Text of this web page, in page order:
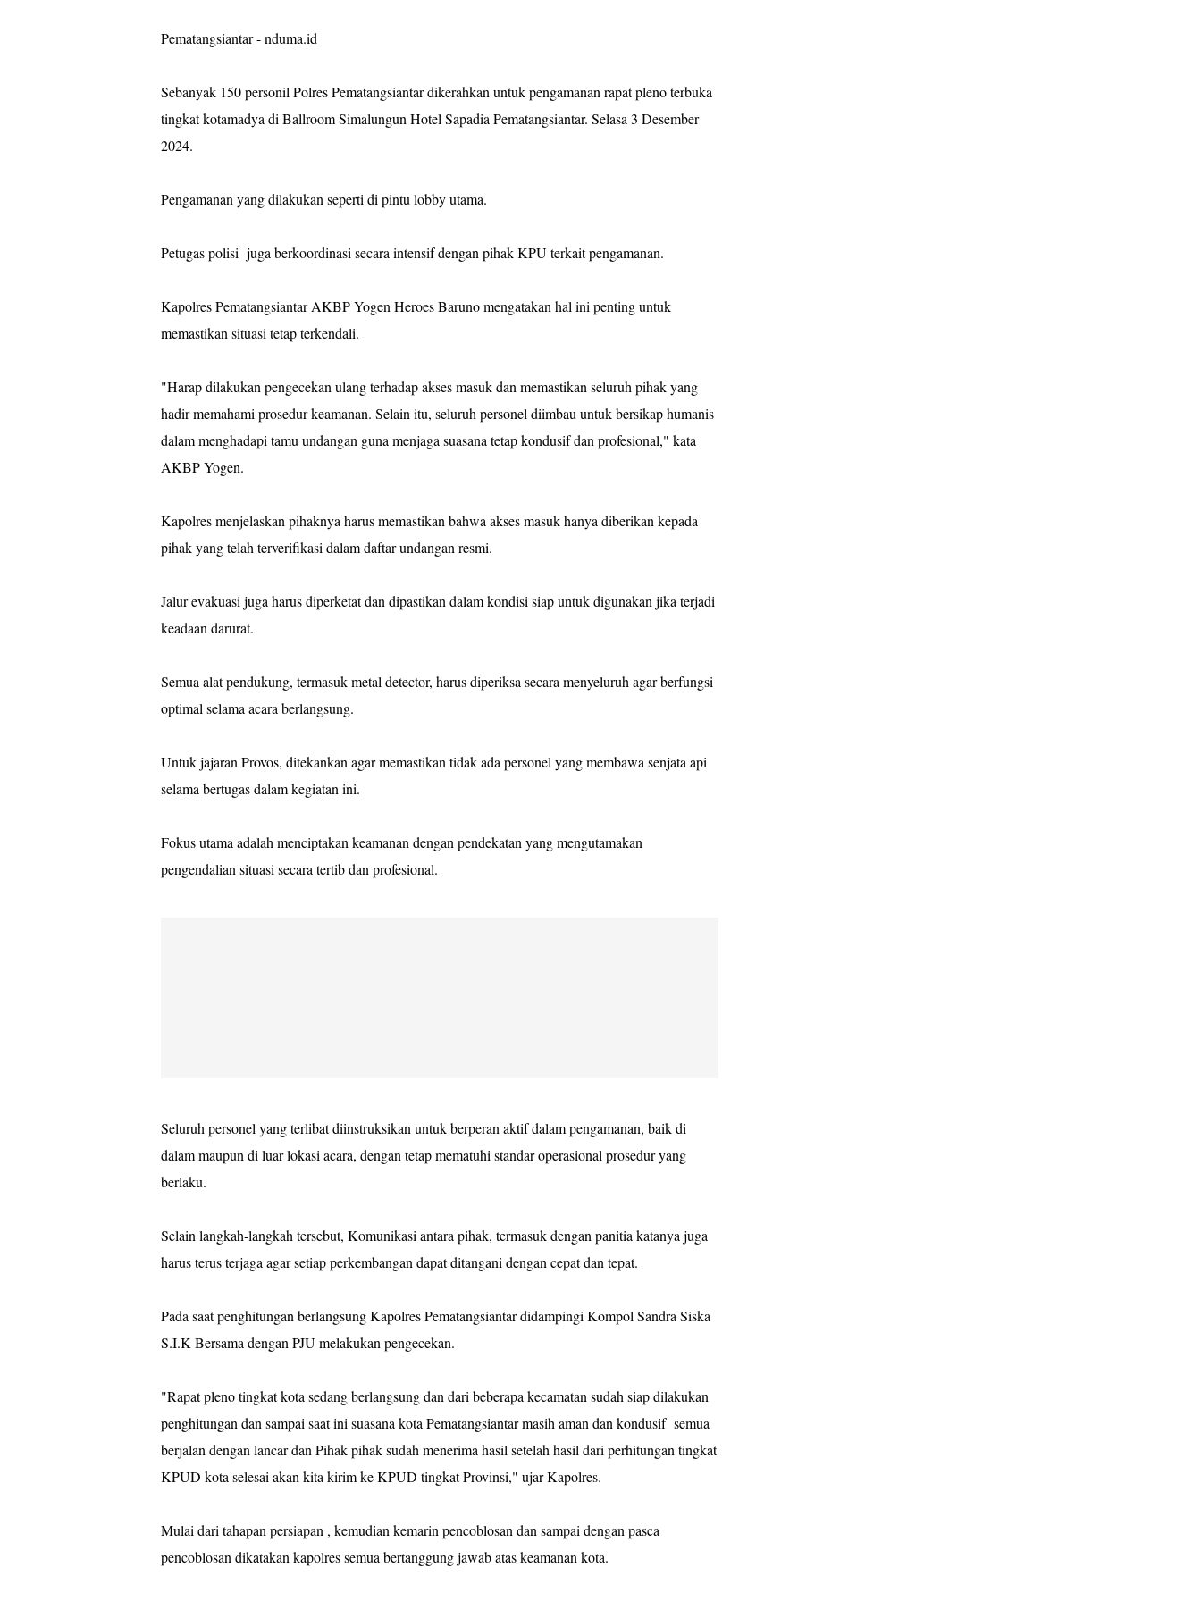
Pematangsiantar - nduma.id
Sebanyak 150 personil Polres Pematangsiantar dikerahkan untuk pengamanan rapat pleno terbuka
tingkat kotamadya di Ballroom Simalungun Hotel Sapadia Pematangsiantar. Selasa 3 Desember
2024.
Pengamanan yang dilakukan seperti di pintu lobby utama.
Petugas polisi juga berkoordinasi secara intensif dengan pihak KPU terkait pengamanan.
Kapolres Pematangsiantar AKBP Yogen Heroes Baruno mengatakan hal ini penting untuk
memastikan situasi tetap terkendali.
"Harap dilakukan pengecekan ulang terhadap akses masuk dan memastikan seluruh pihak yang
hadir memahami prosedur keamanan. Selain itu, seluruh personel diimbau untuk bersikap humanis
dalam menghadapi tamu undangan guna menjaga suasana tetap kondusif dan profesional," kata
AKBP Yogen.
Kapolres menjelaskan pihaknya harus memastikan bahwa akses masuk hanya diberikan kepada
pihak yang telah terverifikasi dalam daftar undangan resmi.
Jalur evakuasi juga harus diperketat dan dipastikan dalam kondisi siap untuk digunakan jika terjadi
keadaan darurat.
Semua alat pendukung, termasuk metal detector, harus diperiksa secara menyeluruh agar berfungsi
optimal selama acara berlangsung.
Untuk jajaran Provos, ditekankan agar memastikan tidak ada personel yang membawa senjata api
selama bertugas dalam kegiatan ini.
Fokus utama adalah menciptakan keamanan dengan pendekatan yang mengutamakan
pengendalian situasi secara tertib dan profesional.
Seluruh personel yang terlibat diinstruksikan untuk berperan aktif dalam pengamanan, baik di
dalam maupun di luar lokasi acara, dengan tetap mematuhi standar operasional prosedur yang
berlaku.
Selain langkah-langkah tersebut, Komunikasi antara pihak, termasuk dengan panitia katanya juga
harus terus terjaga agar setiap perkembangan dapat ditangani dengan cepat dan tepat.
Pada saat penghitungan berlangsung Kapolres Pematangsiantar didampingi Kompol Sandra Siska
S.I.K Bersama dengan PJU melakukan pengecekan.
"Rapat pleno tingkat kota sedang berlangsung dan dari beberapa kecamatan sudah siap dilakukan
penghitungan dan sampai saat ini suasana kota Pematangsiantar masih aman dan kondusif semua
berjalan dengan lancar dan Pihak pihak sudah menerima hasil setelah hasil dari perhitungan tingkat
KPUD kota selesai akan kita kirim ke KPUD tingkat Provinsi," ujar Kapolres.
Mulai dari tahapan persiapan , kemudian kemarin pencoblosan dan sampai dengan pasca
pencoblosan dikatakan kapolres semua bertanggung jawab atas keamanan kota.